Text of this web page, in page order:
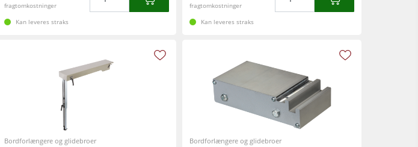
fragtomkostninger
Kan leveres straks
fragtomkostninger
Kan leveres straks
Bordforlængere og glidebroer Bordforlængere og glidebroer